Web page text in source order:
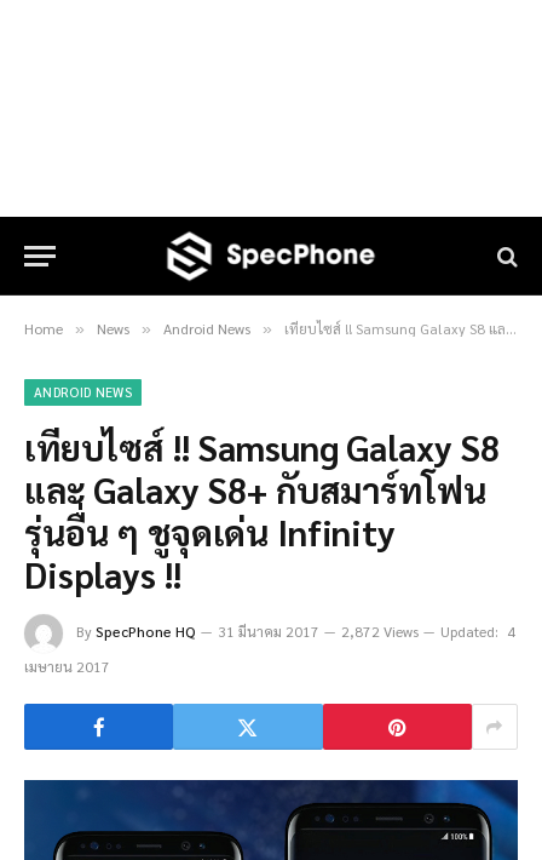
Home » News » Android News » เทียบไซส์ !! Samsung Galaxy S8 และ Galaxy S8+ กับสมาร์ทโฟนรุ่นอื่น ๆ ชูจุดเด่น Infinity Displays !!
ANDROID NEWS
เทียบไซส์ !! Samsung Galaxy S8
และ Galaxy S8+ กับสมาร์ทโฟน
รุ่นอื่น ๆ ชูจุดเด่น Infinity
Displays !!
BySpecPhone HQ 31 มีนาคม 2017 2,872 Views Updated: 4
เมษายน 2017